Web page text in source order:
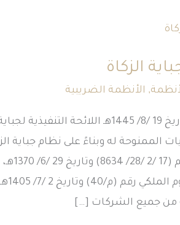
الزكاة
, الأنظمة الضريبية
القرار الوزاري رقم (1007) وتاريخ 19 /8/ 1445هـ اللائحة
الممنوحة له وبناءً على نظام جباية
الصادر بالمرسوم الملكي رقم (17 /2 /28/ 8634) وتاريخ 29 /6/ 1370هـ،
وتعديلاته. وبناءً على المرسوم الملكي رقم
من جميع الشركات […]